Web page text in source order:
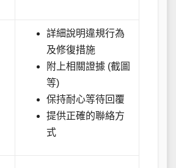
詳細說明違規行為
及修復措施
附上相關證據 (截圖
等)
保持耐心等待回覆
提供正確的聯絡方
式